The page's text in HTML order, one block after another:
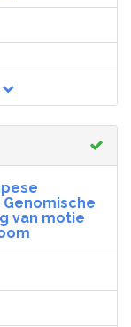
van motie